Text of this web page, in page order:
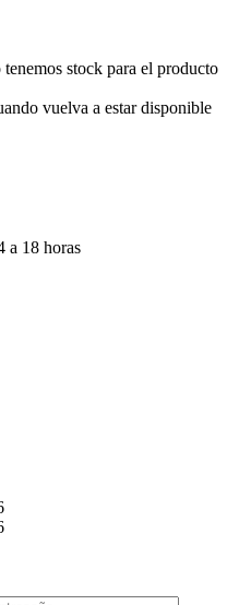
stock para el producto
vuelva a estar disponible
a 18 horas